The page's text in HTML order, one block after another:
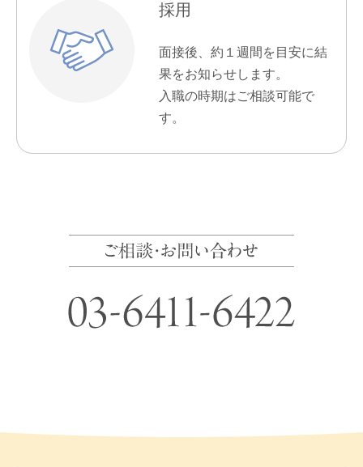
採用
面接後、約１週間を目安に結
果をお知らせします。
入職の時期はご相談可能で
す。